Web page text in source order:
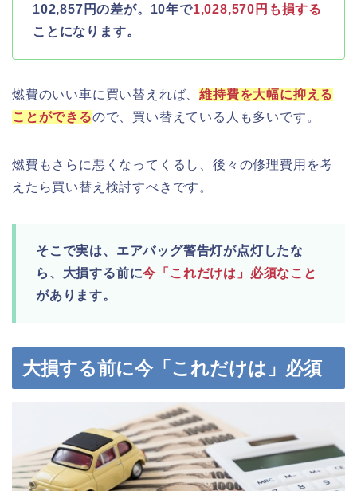
102,857円の差が。10年で1,028,570円も損する
ことになります。
燃費のいい車に買い替えれば、維持費を大幅に抑える
ことができるので、買い替えている人も多いです。
燃費もさらに悪くなってくるし、後々の修理費用を考
えたら買い替え検討すべきです。
そこで実は、エアバッグ警告灯が点灯したな
ら、大損する前に今「これだけは」必須なこと
があります。
大損する前に今「これだけは」必須